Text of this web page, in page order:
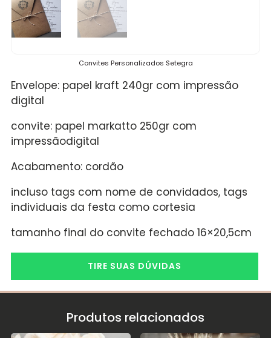
Convites Personalizados Setegra
Envelope: papel kraft 240gr com impressão
digital
convite: papel markatto 250gr com
impressãodigital
Acabamento: cordão
incluso tags com nome de convidados, tags
individuais da festa como cortesia
tamanho final do convite fechado 16×20,5cm
TIRE SUAS DÚVIDAS
Produtos relacionados